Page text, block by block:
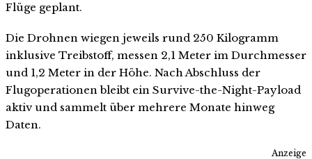
Flüge geplant.
Die Drohnen wiegen jeweils rund 250 Kilogramm
inklusive Treibstoff, messen 2,1 Meter im Durchmesser
und 1,2 Meter in der Höhe. Nach Abschluss der
Flugoperationen bleibt ein Survive-the-Night-Payload
aktiv und sammelt über mehrere Monate hinweg
Daten.
Anzeige